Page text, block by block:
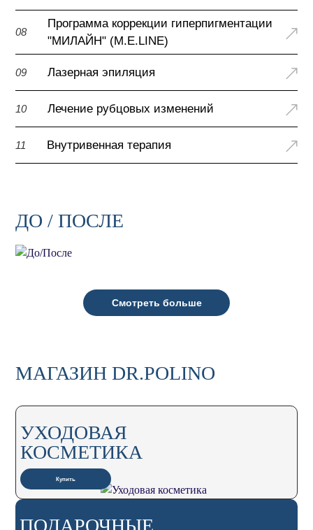
08
Программа коррекции гиперпигментации
"МИЛАЙН" (M.E.LINE)
09 Лазерная эпиляция
10 Лечение рубцовых изменений
11 Внутривенная терапия
ДО / ПОСЛЕ
Смотреть больше
МАГАЗИН DR.POLINO
УХОДОВАЯ
КОСМЕТИКА
Купить